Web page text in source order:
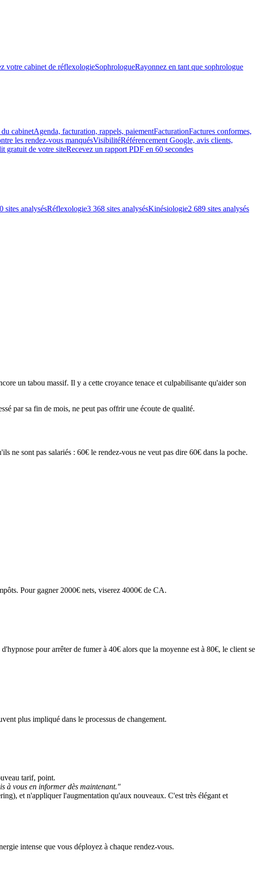
votre cabinet de réflexologieSophrologueRayonnez en tant que sophrologue
cabinetAgenda, facturation, rappels, paiementFacturationFactures conformes,
les rendez-vous manquésVisibilitéRéférencement Google, avis clients,
gratuit de votre siteRecevez un rapport PDF en 60 secondes
sites analysésRéflexologie3 368 sites analysésKinésiologie2 689 sites analysés
un tabou massif. Il y a cette croyance tenace et culpabilisante qu'aider son
par sa fin de mois, ne peut pas offrir une écoute de qualité.
sont pas salariés : 60€ le rendez-vous ne veut pas dire 60€ dans la poche.
Pour gagner 2000€ nets, viserez 4000€ de CA.
pour arrêter de fumer à 40€ alors que la moyenne est à 80€, le client se
plus impliqué dans le processus de changement.
tarif, point.
à vous en informer dès maintenant."
et n'appliquer l'augmentation qu'aux nouveaux. C'est très élégant et
intense que vous déployez à chaque rendez-vous.